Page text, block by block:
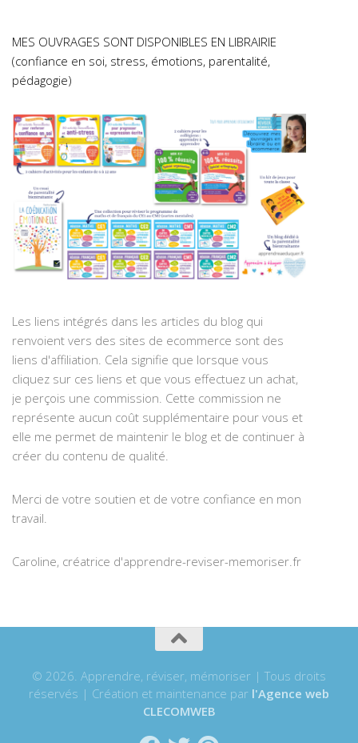
MES OUVRAGES SONT DISPONIBLES EN LIBRAIRIE
(confiance en soi, stress, émotions, parentalité,
pédagogie)
Les liens intégrés dans les articles du blog qui
renvoient vers des sites de ecommerce sont des
liens d'affiliation. Cela signifie que lorsque vous
cliquez sur ces liens et que vous effectuez un achat,
je perçois une commission. Cette commission ne
représente aucun coût supplémentaire pour vous et
elle me permet de maintenir le blog et de continuer à
créer du contenu de qualité.
Merci de votre soutien et de votre confiance en mon
travail.
Caroline, créatrice d'apprendre-reviser-memoriser.fr
© 2026. Apprendre, réviser, mémoriser | Tous droits
réservés | Création et maintenance par l'Agence web
CLECOMWEB